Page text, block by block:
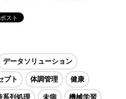
データソリューション
プト 体調管理 健康
系列処理 未病 機械学習